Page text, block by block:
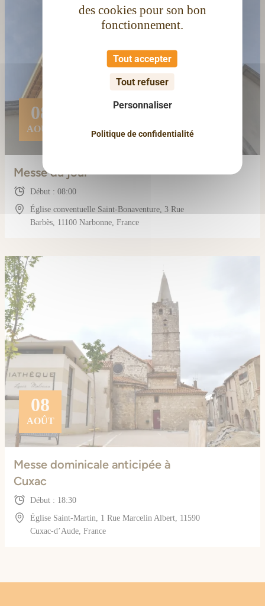
des cookies pour son bon
fonctionnement.
Tout accepter
Tout refuser
Personnaliser
Politique de confidentialité
08
AOÛT
Messe du jour
Début : 08:00
Église conventuelle Saint-Bonaventure, 3 Rue
Barbès, 11100 Narbonne, France
08
AOÛT
Messe dominicale anticipée à
Cuxac
Début : 18:30
Église Saint-Martin, 1 Rue Marcelin Albert, 11590
Cuxac-d’Aude, France